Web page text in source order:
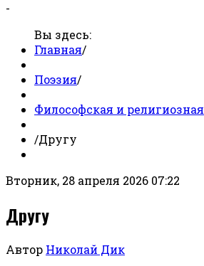
-
Вы здесь:
Главная/
Поэзия/
Философская и религиозная
/Другу
Вторник, 28 апреля 2026 07:22
Другу
Автор Николай Дик